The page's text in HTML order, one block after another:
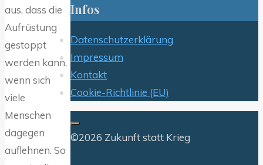
aus, dass die
Aufrüstung
gestoppt
werden kann,
wenn sich
viele
Menschen
dagegen
auflehnen. So
Infos
Datenschutzerklärung
Impressum
Kontakt
Cookie-Richtlinie (EU)
©2026 Zukunft statt Krieg